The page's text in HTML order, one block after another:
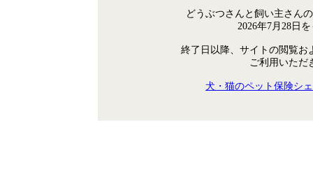
どうぶつさんと飼い主さん
2026年7月28日
終了日以降、サイトの閲覧お
ご利用いただ
犬・猫のペット保険シ